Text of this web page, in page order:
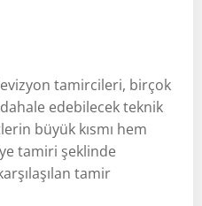
tamircileri, birçok
edebilecek teknik
büyük kısmı hem
tamiri şeklinde
tamir